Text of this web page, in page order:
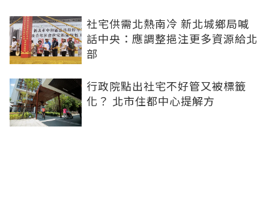
社宅供需北熱南冷 新北城鄉局喊
話中央：應調整挹注更多資源給北
部
行政院點出社宅不好管又被標籤
化？ 北市住都中心提解方